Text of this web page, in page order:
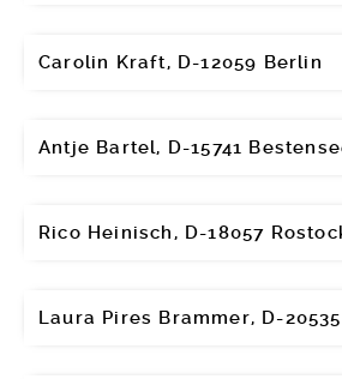
Carolin Kraft, D-12059 Berlin
Antje Bartel, D-15741
Rico Heinisch, D-18057
Laura Pires Brammer, D-